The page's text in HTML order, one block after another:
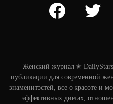
facebook twitter
Женский журнал ✭
публикации для современной
знаменитостей, все о красоте и
эффективных диетах,